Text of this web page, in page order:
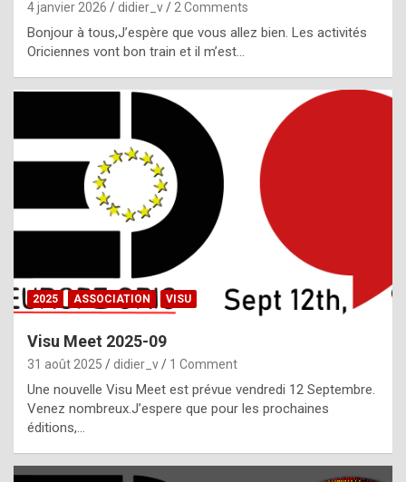
e
c
i
l
,
g
h
t
f
4 janvier 2026 didier_v 2 Comments
Bonjour à tous,J’espère que vous allez bien. Les activités
Oriciennes vont bon train et il m’est…
2025 ASSOCIATION VISU
Visu Meet 2025-09
31 août 2025 didier_v 1 Comment
Une nouvelle Visu Meet est prévue vendredi 12 Septembre.
Venez nombreux.J’espere que pour les prochaines
éditions,…